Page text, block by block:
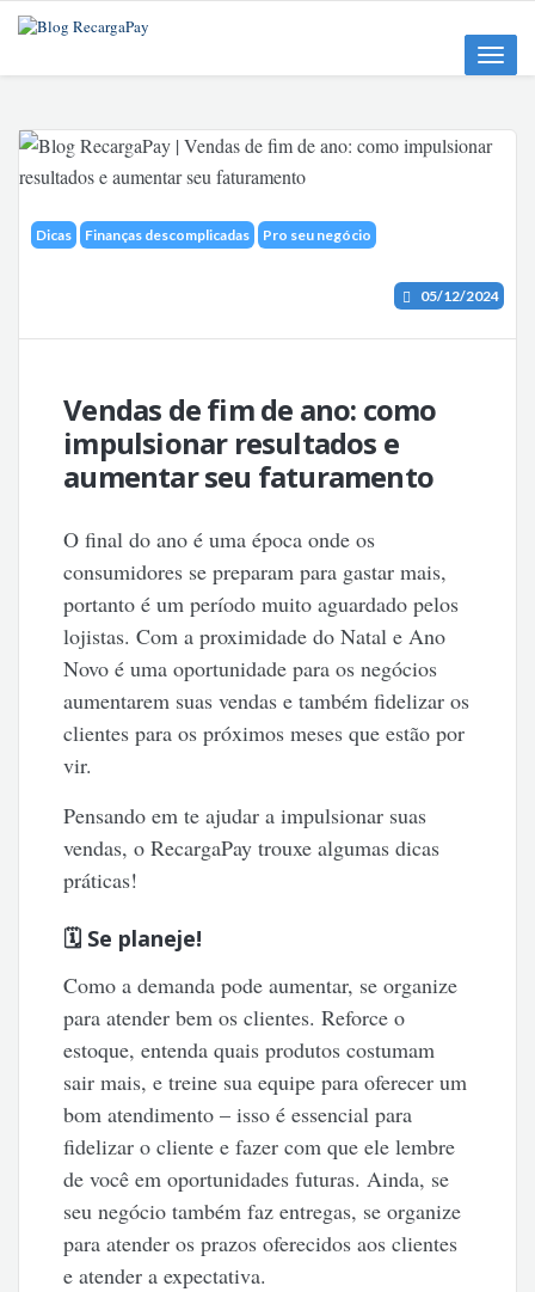
Toggle
Dicas Finanças descomplicadas Pro seu negócio
05/12/2024
Vendas de fim de ano: como
impulsionar resultados e
aumentar seu faturamento
O final do ano é uma época onde os
consumidores se preparam para gastar mais,
portanto é um período muito aguardado pelos
lojistas. Com a proximidade do Natal e Ano
Novo é uma oportunidade para os negócios
aumentarem suas vendas e também fidelizar os
clientes para os próximos meses que estão por
vir.
Pensando em te ajudar a impulsionar suas
vendas, o RecargaPay trouxe algumas dicas
práticas!
🗓️ Se planeje!
Como a demanda pode aumentar, se organize
para atender bem os clientes. Reforce o
estoque, entenda quais produtos costumam
sair mais, e treine sua equipe para oferecer um
bom atendimento – isso é essencial para
fidelizar o cliente e fazer com que ele lembre
de você em oportunidades futuras. Ainda, se
seu negócio também faz entregas, se organize
para atender os prazos oferecidos aos clientes
e atender a expectativa.